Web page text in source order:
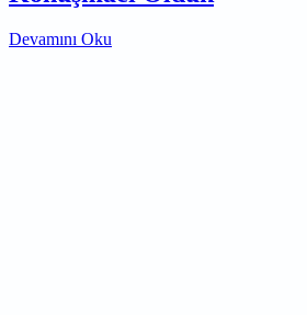
Devamını Oku